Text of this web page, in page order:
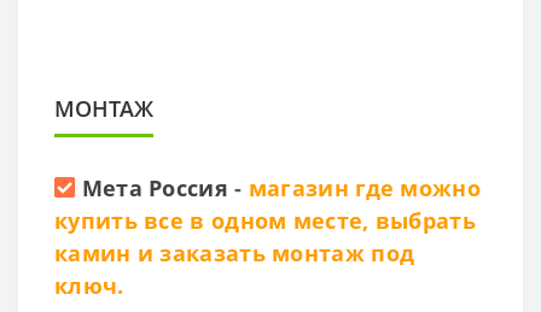
МОНТАЖ
Мета Россия - магазин где можно
купить все в одном месте, выбрать
камин и заказать монтаж под
ключ.